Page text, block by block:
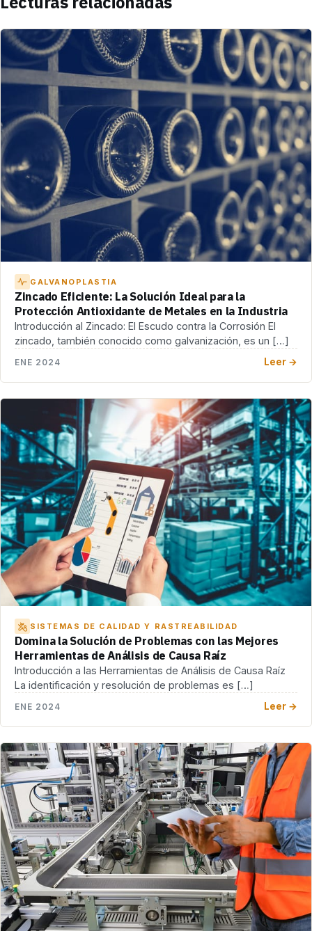
GALVANOPLASTIA
Zincado Eficiente: La Solución Ideal para la
Protección Antioxidante de Metales en la Industria
Introducción al Zincado: El Escudo contra la Corrosión El
zincado, también conocido como galvanización, es un […]
ENE 2024 Leer →
SISTEMAS DE CALIDAD Y RASTREABILIDAD
Domina la Solución de Problemas con las Mejores
Herramientas de Análisis de Causa Raíz
Introducción a las Herramientas de Análisis de Causa Raíz
La identificación y resolución de problemas es […]
ENE 2024 Leer →